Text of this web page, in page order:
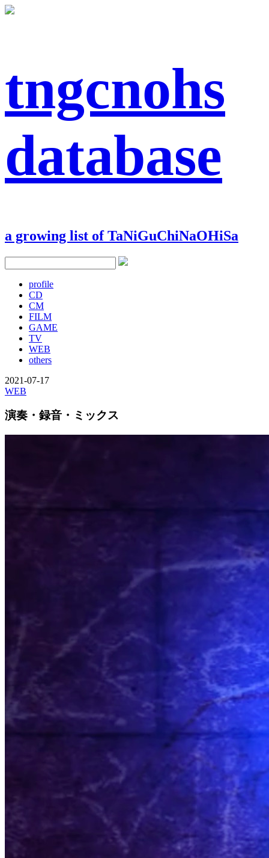
tngcnohs
database
a growing list of TaNiGuChiNaOHiSa
profile
CD
CM
FILM
GAME
TV
WEB
others
2021-07-17
WEB
演奏・録音・ミックス